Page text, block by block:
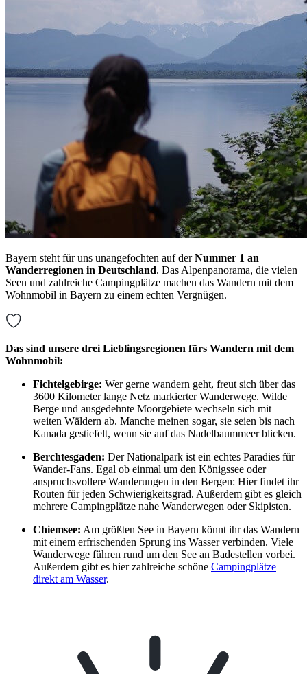
Bayern steht für uns unangefochten auf derNummer 1 an
Wanderregionen in Deutschland. Das Alpenpanorama, die vielen
Seen und zahlreiche Campingplätze machen das Wandern mit dem
Wohnmobil in Bayern zu einem echten Vergnügen.
Das sind unsere drei Lieblingsregionen fürs Wandern mit dem
Wohnmobil:
Fichtelgebirge: Wer gerne wandern geht, freut sich über das
3600 Kilometer lange Netz markierter Wanderwege. Wilde
Berge und ausgedehnte Moorgebiete wechseln sich mit
weiten Wäldern ab. Manche meinen sogar, sie seien bis nach
Kanada gestiefelt, wenn sie auf das Nadelbaummeer blicken.
Berchtesgaden: Der Nationalpark ist ein echtes Paradies für
Wander-Fans. Egal ob einmal um den Königssee oder
anspruchsvollere Wanderungen in den Bergen: Hier findet ihr
Routen für jeden Schwierigkeitsgrad. Außerdem gibt es gleich
mehrere Campingplätze nahe Wanderwegen oder Skipisten.
Chiemsee: Am größten See in Bayern könnt ihr das Wandern
mit einem erfrischenden Sprung ins Wasser verbinden. Viele
Wanderwege führen rund um den See an Badestellen vorbei.
Außerdem gibt es hier zahlreiche schöne Campingplätze
direkt am Wasser.